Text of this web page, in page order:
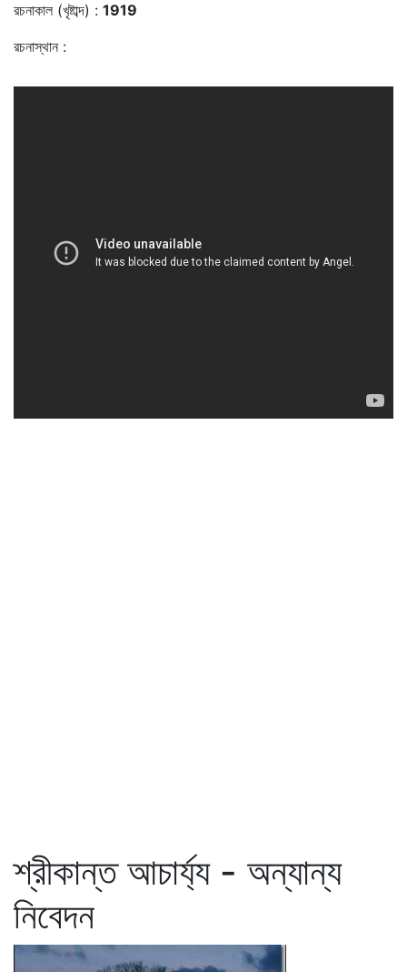
রচনাকাল (খৃষ্টাব্দ) : 1919
রচনাস্থান :
শ্রীকান্ত আচার্য্য - অন্যান্য
নিবেদন